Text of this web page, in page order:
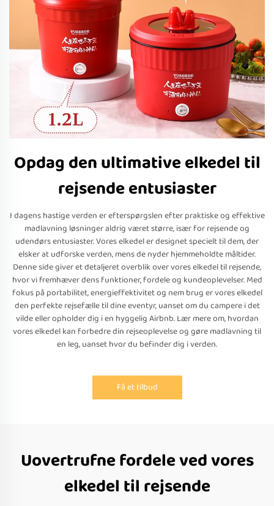
Opdag den ultimative elkedel til
rejsende entusiaster
I dagens hastige verden er efterspørgslen efter praktiske og effektive
madlavning løsninger aldrig været større, især for rejsende og
udendørs entusiaster. Vores elkedel er designet specielt til dem, der
elsker at udforske verden, mens de nyder hjemmeholdte måltider.
Denne side giver et detaljeret overblik over vores elkedel til rejsende,
hvor vi fremhæver dens funktioner, fordele og kundeoplevelser. Med
fokus på portabilitet, energieffektivitet og nem brug er vores elkedel
den perfekte rejsefælle til dine eventyr, uanset om du campere i det
vilde eller opholder dig i en hyggelig Airbnb. Lær mere om, hvordan
vores elkedel kan forbedre din rejseoplevelse og gøre madlavning til
en leg, uanset hvor du befinder dig i verden.
Få et tilbud
Uovertrufne fordele ved vores
elkedel til rejsende